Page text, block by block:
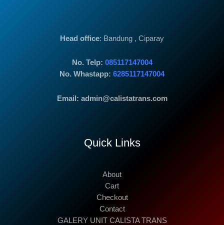
Head office: Bandung , Ciparay
No. Telp: 085117147004
No. Whastapp: 6285117147004
Email: admin@calistatrans.com
Quick Links
About
Cart
Checkout
Contact
GALERY UNIT CALISTA TRANS